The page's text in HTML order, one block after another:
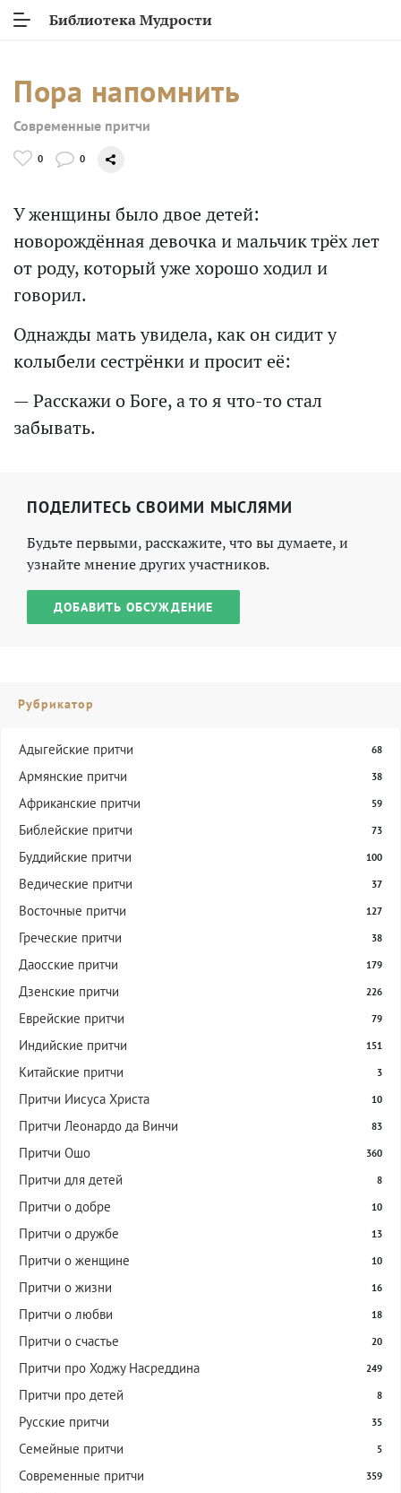
Библиотека Мудрости
Пора напомнить
Современные притчи
0 0
У женщины было двое детей:
новорождённая девочка и мальчик трёх лет
от роду, который уже хорошо ходил и
говорил.
Однажды мать увидела, как он сидит у
колыбели сестрёнки и просит её:
— Расскажи о Боге, а то я что-то стал
забывать.
ПОДЕЛИТЕСЬ СВОИМИ МЫСЛЯМИ
Будьте первыми, расскажите, что вы думаете, и
узнайте мнение других участников.
ДОБАВИТЬ ОБСУЖДЕНИЕ
Рубрикатор
Адыгейские притчи 68
Армянские притчи 38
Африканские притчи 59
Библейские притчи 73
Буддийские притчи 100
Ведические притчи 37
Восточные притчи 127
Греческие притчи 38
Даосские притчи 179
Дзенские притчи 226
Еврейские притчи 79
Индийские притчи 151
Китайские притчи 3
Притчи Иисуса Христа 10
Притчи Леонардо да Винчи 83
Притчи Ошо 360
Притчи для детей 8
Притчи о добре 10
Притчи о дружбе 13
Притчи о женщине 10
Притчи о жизни 16
Притчи о любви 18
Притчи о счастье 20
Притчи про Ходжу Насреддина 249
Притчи про детей 8
Русские притчи 35
Семейные притчи 5
Современные притчи 359